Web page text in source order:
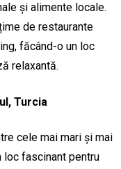
și alimente locale.
de restaurante
făcând-o un loc
relaxantă.
Turcia
cele mai mari și mai
loc fascinant pentru